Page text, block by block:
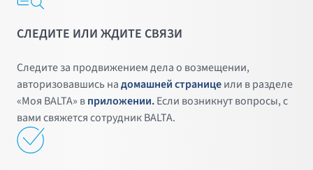
СЛЕДИТЕ ИЛИ ЖДИТЕ СВЯЗИ
Следите за продвижением дела о возмещении,
авторизовавшись надомашней страницеили в разделе
«Моя BALTA» вприложении.Если возникнут вопросы, с
вами свяжется сотрудник BALTA.